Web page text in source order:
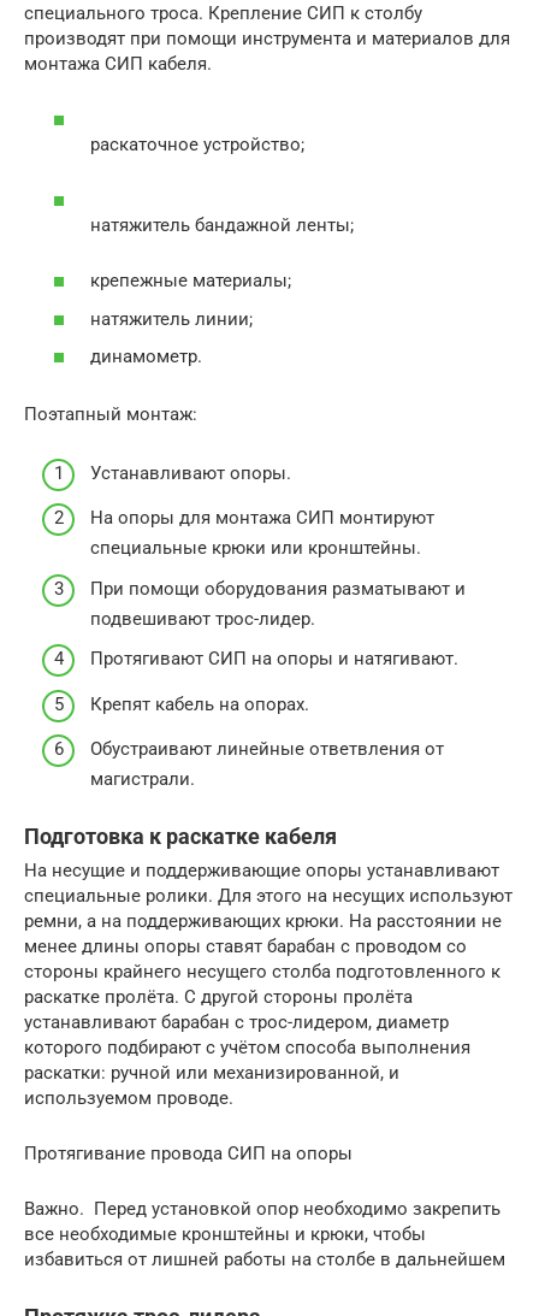
специального троса. Крепление СИП к столбу
производят при помощи инструмента и материалов для
монтажа СИП кабеля.
раскаточное устройство;
натяжитель бандажной ленты;
крепежные материалы;
натяжитель линии;
динамометр.
Поэтапный монтаж:
Устанавливают опоры.
На опоры для монтажа СИП монтируют
специальные крюки или кронштейны.
При помощи оборудования разматывают и
подвешивают трос-лидер.
Протягивают СИП на опоры и натягивают.
Крепят кабель на опорах.
Обустраивают линейные ответвления от
магистрали.
Подготовка к раскатке кабеля
На несущие и поддерживающие опоры устанавливают
специальные ролики. Для этого на несущих используют
ремни, а на поддерживающих крюки. На расстоянии не
менее длины опоры ставят барабан с проводом со
стороны крайнего несущего столба подготовленного к
раскатке пролёта. С другой стороны пролёта
устанавливают барабан с трос-лидером, диаметр
которого подбирают с учётом способа выполнения
раскатки: ручной или механизированной, и
используемом проводе.
Протягивание провода СИП на опоры
Важно. Перед установкой опор необходимо закрепить
все необходимые кронштейны и крюки, чтобы
избавиться от лишней работы на столбе в дальнейшем